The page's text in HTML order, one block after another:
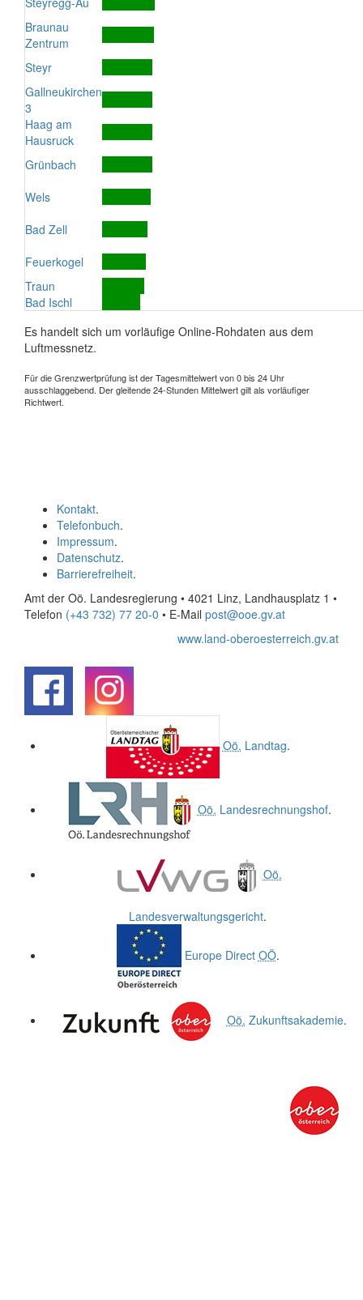
Braunau
Zentrum
Steyr
Gallneukirchen
3
Haag am
Hausruck
Grünbach
Wels
Bad Zell
Feuerkogel
Traun
Bad Ischl
Es handelt sich um vorläufige Online-Rohdaten aus dem
Luftmessnetz.
Für die Grenzwertprüfung ist der Tagesmittelwert von 0 bis 24 Uhr
ausschlaggebend. Der gleitende 24-Stunden Mittelwert gilt als vorläufiger
Richtwert.
Kontakt.
Telefonbuch.
Impressum.
Datenschutz.
Barrierefreiheit.
Amt der Oö. Landesregierung • 4021 Linz, Landhausplatz 1 •
Telefon (+43 732) 77 20-0 • E-Mail post@ooe.gv.at
www.land-oberoesterreich.gv.at
Oö. Landtag.
Oö. Landesrechnungshof.
Oö.
Landesverwaltungsgericht.
Europe Direct OÖ.
Oö. Zukunftsakademie.